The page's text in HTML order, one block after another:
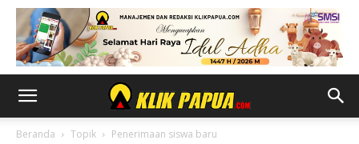
Beranda Topik Penerimaan siswa baru